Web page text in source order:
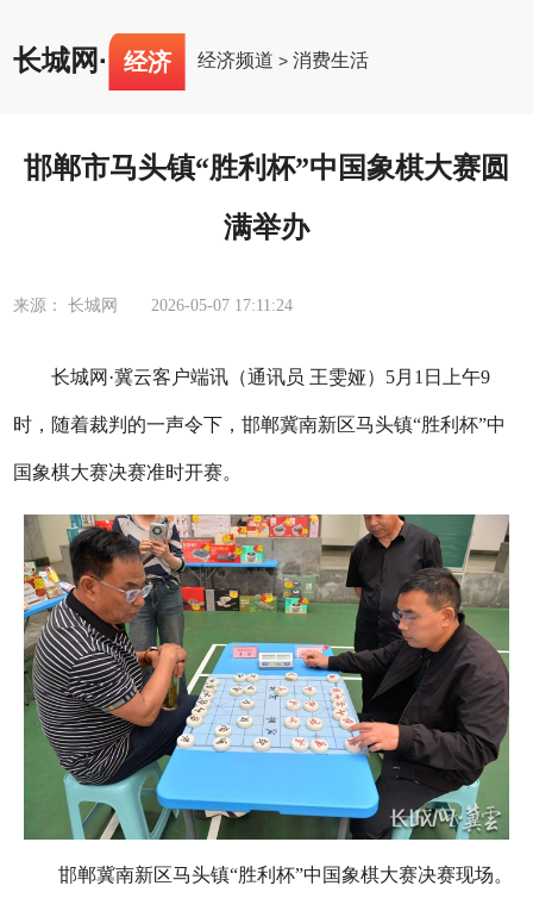
长城网· 经济 经济频道 >消费生活
邯郸市马头镇“胜利杯”中国象棋大赛圆
满举办
来源： 长城网 2026-05-07 17:11:24
长城网 ·冀云客户端讯 （通讯员 王雯娅） 5月1日上午9
时， 随着裁判的一声令下，邯郸冀南新区马头镇“胜利杯”中
国象棋大赛决赛准时开赛。
邯郸冀南新区马头镇“胜利杯”中国象棋大赛决赛现场。